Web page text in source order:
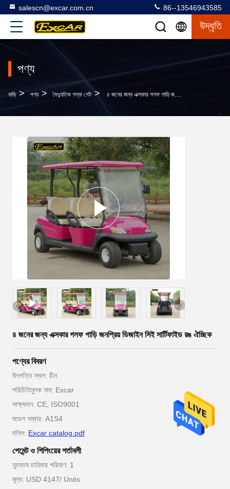
salescn@excar.com.cn 86--13546943585
উদ্ধৃতি
পণ্য
বাড়ি > পণ্য > বৈদ্যুতিক গল্ফ গেট > ৪ জনের জন্য এক্সকার গলফ গাড়ি জনপ্রিয় ডিজাইন সিই সার্টিফাইড রঙ ঐচ্ছিক
৪ জনের জন্য এক্সকার গলফ গাড়ি জনপ্রিয় ডিজাইন সিই সার্টিফাইড রঙ ঐচ্ছিক
পণ্যের বিবরণ
উৎপত্তি স্থল: চীন
পরিচিতিমুলক নাম: Excar
সাক্ষ্যদান: CE, ISO9001
মডেল নম্বার: A1S4
দলিল: Excar catalog.pdf
পেমেন্ট ও শিপিংয়ের শর্তাবলী
ন্যূনতম চাহিদার পরিমাণ: 1
মূল্য: USD 4147/ Units